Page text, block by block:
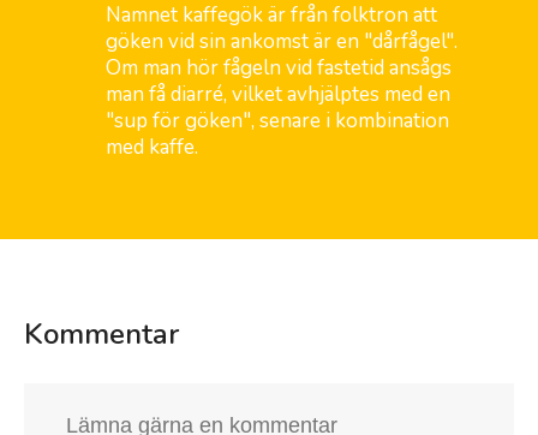
Namnet kaffegök är från folktron att
göken vid sin ankomst är en "dårfågel".
Om man hör fågeln vid fastetid ansågs
man få diarré, vilket avhjälptes med en
"sup för göken", senare i kombination
med kaffe.
Kommentar